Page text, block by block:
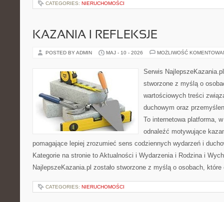
CATEGORIES: NIERUCHOMOŚCI
KAZANIA I REFLEKSJE
POSTED BY ADMIN MAJ - 10 - 2026 MOŻLIWOŚĆ
Serwis
stworzone z myślą o
wartościowych treści
duchowym oraz
To internetowa platforma,
odnaleźć motywujące
pomagające lepiej zrozumieć sens codziennych wydarzeń i
Kategorie na stronie to Aktualności i Wydarzenia i Rodzina i
NajlepszeKazania.pl zostało stworzone z myślą o osobach,
CATEGORIES: NIERUCHOMOŚCI